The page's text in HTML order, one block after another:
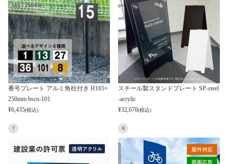
番号プレート アルミ角柱付き H165×
250mm bscn-101
¥6,435(税込)
スチール製スタンドプレート SP-steel
-acrylic
¥32,670(税込)
7 8